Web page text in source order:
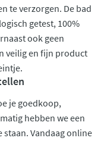
te verzorgen. De bad
getest, 100%
ook geen
veilig en fijn product
je goedkoop,
hebben we een
Vandaag online